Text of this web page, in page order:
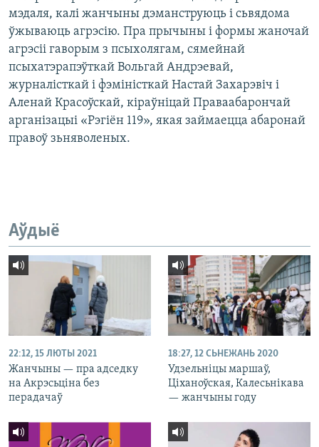
мэдаля, калі жанчыны дэманструюць і сьвядома
ўжываюць агрэсію. Пра прычыны і формы жаночай
агрэсіі гаворым з псыхолягам, сямейнай
псыхатэрапэўткай Вольгай Андрэевай,
журналісткай і фэміністкай Настай Захарэвіч і
Аленай Красоўскай, кіраўніцай Праваабарончай
арганізацыі «Рэгіён 119», якая займаецца абаронай
правоў зьняволеных.
Аўдыё
22:12, 15 ЛЮТЫ 2021
Жанчыны — пра адседку
на Акрэсьціна без
перадачаў
18:27, 12 СЬНЕЖАНЬ 2020
Удзельніцы маршаў,
Ціханоўская, Калесьнікава
— жанчыны году